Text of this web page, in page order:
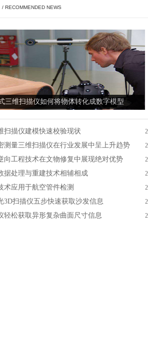
/ RECOMMENDED NEWS
三维扫描仪如何将物体转化成数字模型
扫描仪建模快速校验现状
测量三维扫描仪在行业发展中呈上升趋势
向工程技术在文物修复中展现绝对优势
据处理与重建技术相辅相成
术应用于航空管件检测
3D扫描仪五步快速获取沙发信息
轻松获取异形复杂曲面尺寸信息